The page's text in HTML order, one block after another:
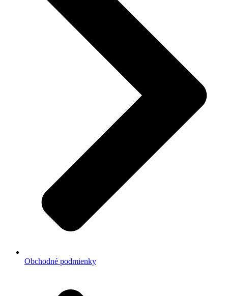
Obchodné podmienky